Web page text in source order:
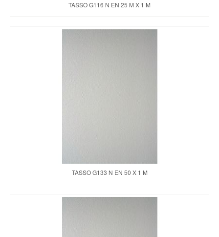
TASSO G116 N EN 25 M X 1 M
TASSO G133 N EN 50 X 1 M